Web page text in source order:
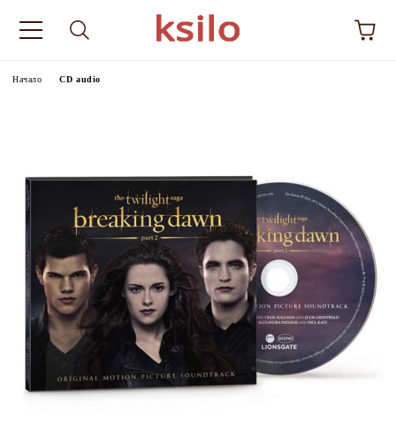
Начало CD audio